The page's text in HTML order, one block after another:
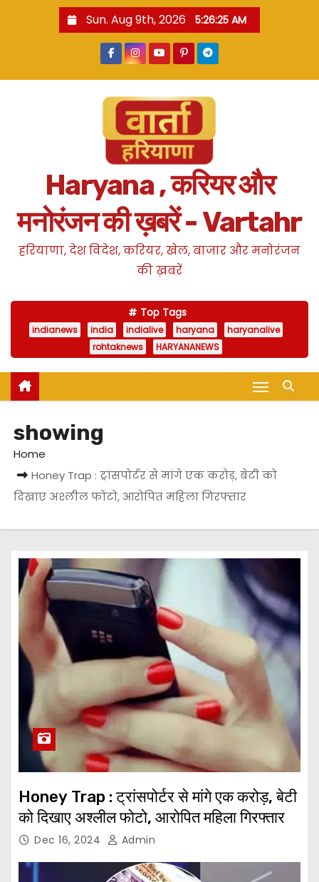
Sun. Aug 9th, 2026 5:26:26 AM
Haryana , करियर और
मनोरंजन की ख़बरें - Vartahr
हरियाणा, देश विदेश, करियर, खेल, बाजार और मनोरंजन
की ख़बरें
Top Tags
indianews india indialive haryana
haryanalive
rohtaknews
HARYANANEWS
showing
Home
Honey Trap : ट्रांसपोर्टर से मांगे एक करोड़, बेटी को
दिखाए अश्लील फोटो, आरोपित महिला गिरफ्तार
Honey Trap : ट्रांसपोर्टर से मांगे एक करोड़, बेटी
को दिखाए अश्लील फोटो, आरोपित महिला गिरफ्तार
Dec 16, 2024 Admin